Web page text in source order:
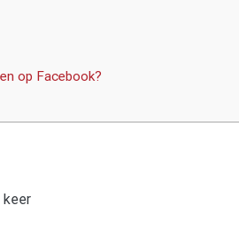
op Facebook?
keer